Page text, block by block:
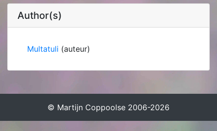
Author(s)
Multatuli (auteur)
© Martijn Coppoolse 2006-2026